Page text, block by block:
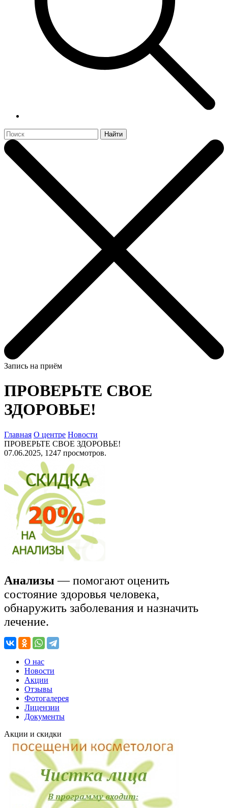
Найти
Запись на приём
ПРОВЕРЬТЕ СВОЕ
ЗДОРОВЬЕ!
Главная О центре Новости
ПРОВЕРЬТЕ СВОЕ ЗДОРОВЬЕ!
07.06.2025, 1247 просмотров.
Анализы — помогают оценить
состояние здоровья человека,
обнаружить заболевания и назначить
лечение.
О нас
Новости
Акции
Отзывы
Фотогалерея
Лицензии
Документы
Акции и скидки